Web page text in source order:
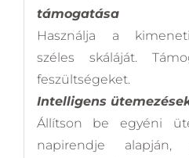
támogatása
Használja a
széles skáláját.
feszültségeket.
Intelligens
Állítson be egyéni
napirendje